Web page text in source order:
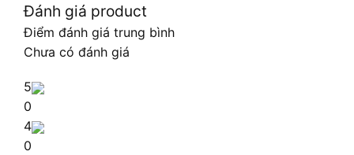
Đánh giá product
Điểm đánh giá trung bình
Chưa có đánh giá
5
0
4
0